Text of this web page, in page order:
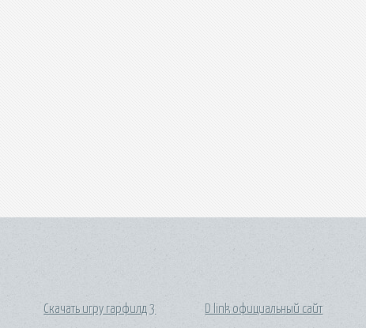
Скачать игру гарфилд 3
D link официальный сайт